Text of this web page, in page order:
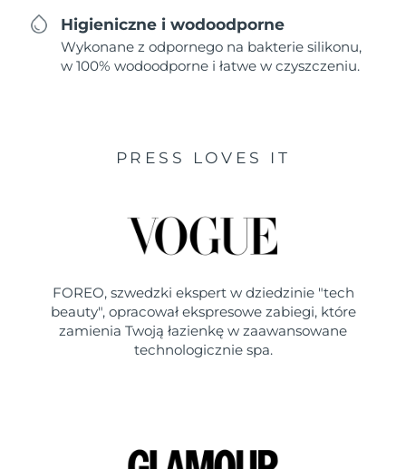
Higieniczne i wodoodporne
Wykonane z odpornego na bakterie silikonu,
w 100% wodoodporne i łatwe w czyszczeniu.
PRESS LOVES IT
FOREO, szwedzki ekspert w dziedzinie "tech
beauty", opracował ekspresowe zabiegi, które
zamienia Twoją łazienkę w zaawansowane
technologicznie spa.